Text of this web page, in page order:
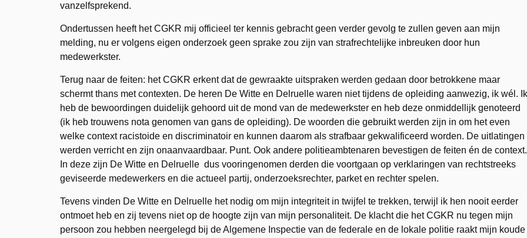
vanzelfsprekend.
Ondertussen heeft het CGKR mij officieel ter kennis gebracht geen verder gevolg te zullen geven aan mijn
melding, nu er volgens eigen onderzoek geen sprake zou zijn van strafrechtelijke inbreuken door hun
medewerkster.
Terug naar de feiten: het CGKR erkent dat de gewraakte uitspraken werden gedaan door betrokkene maar
schermt thans met contexten. De heren De Witte en Delruelle waren niet tijdens de opleiding aanwezig, ik wél. Ik
heb de bewoordingen duidelijk gehoord uit de mond van de medewerkster en heb deze onmiddellijk genoteerd
(ik heb trouwens nota genomen van gans de opleiding). De woorden die gebruikt werden zijn in om het even
welke context racistoide en discriminatoir en kunnen daarom als strafbaar gekwalificeerd worden. De uitlatingen
werden verricht en zijn onaanvaardbaar. Punt. Ook andere politieambtenaren bevestigen de feiten én de context.
In deze zijn De Witte en Delruelle dus vooringenomen derden die voortgaan op verklaringen van rechtstreeks
geviseerde medewerkers en die actueel partij, onderzoeksrechter, parket en rechter spelen.
Tevens vinden De Witte en Delruelle het nodig om mijn integriteit in twijfel te trekken, terwijl ik hen nooit eerder
ontmoet heb en zij tevens niet op de hoogte zijn van mijn personaliteit. De klacht die het CGKR nu tegen mijn
persoon zou hebben neergelegd bij de Algemene Inspectie van de federale en de lokale politie raakt mijn koude